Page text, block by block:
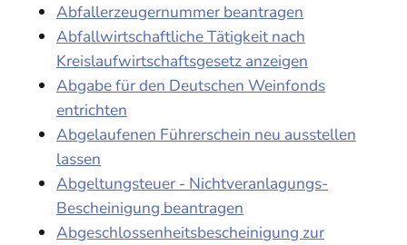
Abfallerzeugernummer beantragen
Abfallwirtschaftliche Tätigkeit nach
Kreislaufwirtschaftsgesetz anzeigen
Abgabe für den Deutschen Weinfonds
entrichten
Abgelaufenen Führerschein neu ausstellen
lassen
Abgeltungsteuer - Nichtveranlagungs-
Bescheinigung beantragen
Abgeschlossenheitsbescheinigung zur